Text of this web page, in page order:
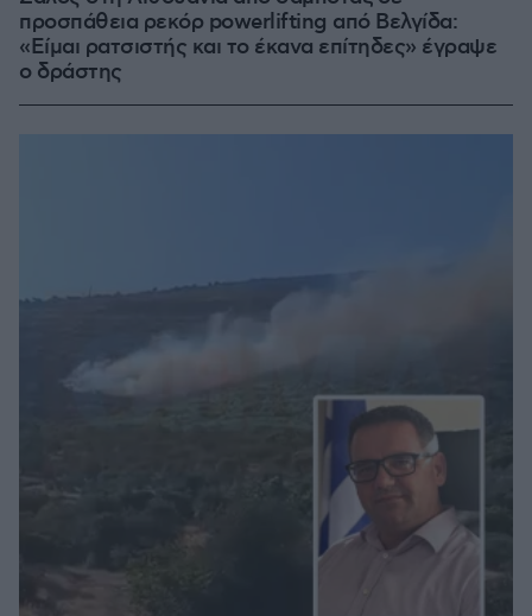
προσπάθεια ρεκόρ powerlifting από Βελγίδα:
«Είμαι ρατσιστής και το έκανα επίτηδες» έγραψε
ο δράστης